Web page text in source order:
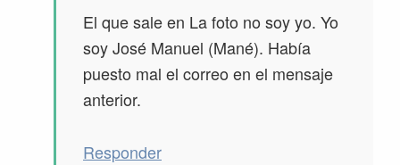
El que sale en La foto no soy yo. Yo
soy José Manuel (Mané). Había
puesto mal el correo en el mensaje
anterior.
Responder